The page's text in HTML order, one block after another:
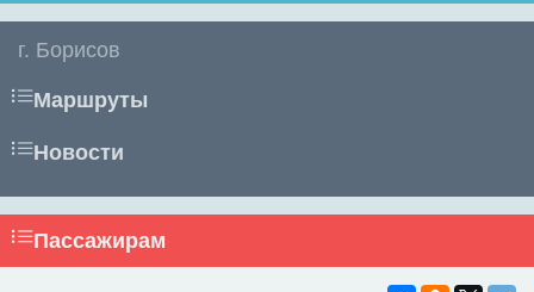
г. Борисов
Маршруты
Новости
Пассажирам